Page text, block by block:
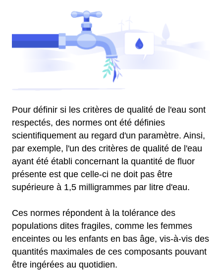
Pour définir si les critères de qualité de l'eau sont
respectés, des normes ont été définies
scientifiquement au regard d'un paramètre. Ainsi,
par exemple, l'un des critères de qualité de l'eau
ayant été établi concernant la quantité de fluor
présente est que celle-ci ne doit pas être
supérieure à 1,5 milligrammes par litre d'eau.
Ces normes répondent à la tolérance des
populations dites fragiles, comme les femmes
enceintes ou les enfants en bas âge, vis-à-vis des
quantités maximales de ces composants pouvant
être ingérées au quotidien.